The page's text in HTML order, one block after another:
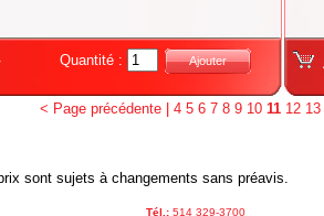
Quantité : Ajouter
< Page précédente 4 5 6 7 8 9 10 11 12 13
sont sujets à changements sans préavis.
Tél.: 514 329-3700